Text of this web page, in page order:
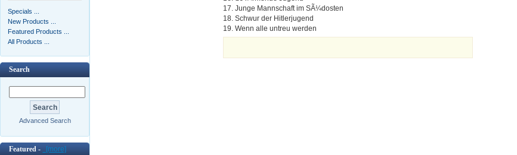
Specials ...
New Products ...
Featured Products ...
All Products ...
Search
Advanced Search
Featured - [more]
17. Junge Mannschaft im SÃ¼dosten
18. Schwur der Hitlerjugend
19. Wenn alle untreu werden